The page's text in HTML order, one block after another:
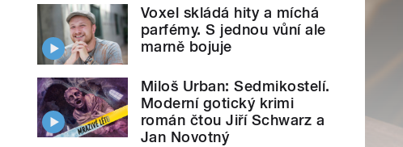
Voxel skládá hity a míchá
parfémy. S jednou vůní ale
marně bojuje
Miloš Urban: Sedmikostelí.
Moderní gotický krimi
román čtou Jiří Schwarz a
Jan Novotný